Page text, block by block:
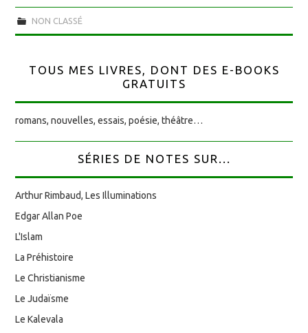
NON CLASSÉ
TOUS MES LIVRES, DONT DES E-BOOKS
GRATUITS
romans, nouvelles, essais, poésie, théâtre…
SÉRIES DE NOTES SUR...
Arthur Rimbaud, Les Illuminations
Edgar Allan Poe
L'Islam
La Préhistoire
Le Christianisme
Le Judaïsme
Le Kalevala